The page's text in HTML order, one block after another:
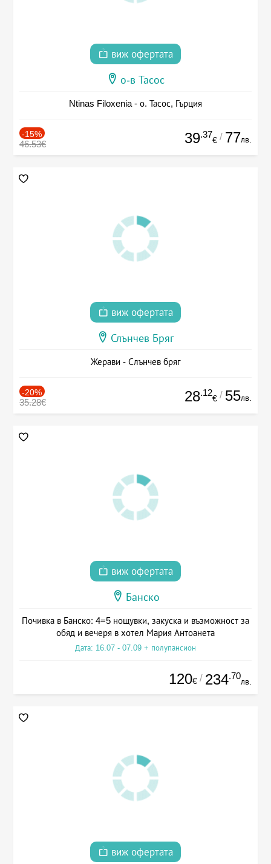
виж офертата
о-в Тасос
Ntinas Filoxenia - о. Тасос, Гърция
-15%
46.53€ 39.37
€ / 77лв.
виж офертата
Слънчев Бряг
Жерави - Слънчев бряг
-20%
35.28€ 28.12
€ / 55лв.
виж офертата
Банско
Почивка в Банско: 4=5 нощувки, закуска и възможност за
обяд и вечеря в хотел Мария Антоанета
Дата: 16.07 - 07.09 + полупансион
120€ / 234.70
лв.
виж офертата